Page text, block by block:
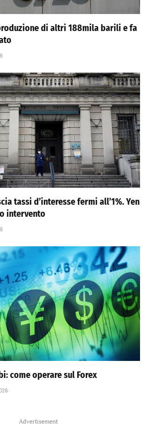
di altri 188mila barili e fa
tassi d’interesse fermi all’1%. Yen
intervento
come operare sul Forex
Advertisement